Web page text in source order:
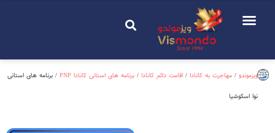
Since 1997
ویزموندو/ مهاجرت به کانادا/ اقامت دائم کانادا/ برنامه های استانی کانادا PNP / برنامه های استانی
نوا اسکوشیا